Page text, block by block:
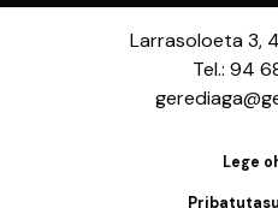
Larrasoloeta 3,
Tel.: 94
Lege